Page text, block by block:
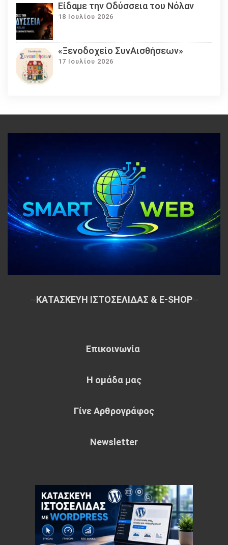
Eίδαμε την Οδύσσεια του Νόλαν
18 Ιουλίου 2026
«Ξενοδοχείο ΣυνΑισθήσεων»
17 Ιουλίου 2026
ΚΑΤΑΣΚΕΥΗ ΙΣΤΟΣΕΛΙΔΑΣ & E-SHOP~
Επικοινωνία
Η ομάδα μας
Γίνε Αρθρογράφος
Newsletter